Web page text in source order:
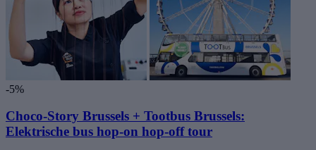
-5%
Choco-Story Brussels + Tootbus Brussels:
Elektrische bus hop-on hop-off tour